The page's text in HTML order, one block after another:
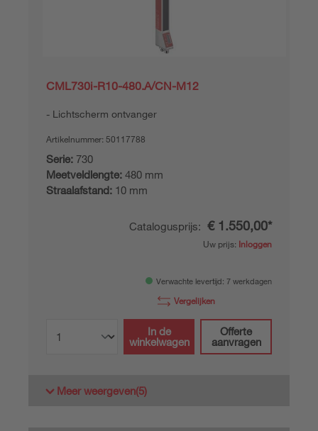
CML730i-R10-480.A/CN-M12
Lichtscherm ontvanger
Artikelnummer: 50117788
Serie: 730
Meetveldlengte: 480 mm
Straalafstand: 10 mm
Catalogusprijs: € 1.550,00*
Uw prijs: Inloggen
Verwachte levertijd: 7 werkdagen
Vergelijken
In de
winkelwagen
Offerte
aanvragen
Meer weergeven(5)